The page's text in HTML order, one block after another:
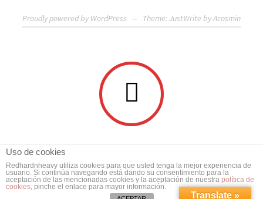
Proudly powered by WordPress — Theme: JustWrite byAcosmin
Uso de cookies
Redhardnheavy utiliza cookies para que usted tenga la mejor experiencia de
usuario. Si continúa navegando está dando su consentimiento para la
aceptación de las mencionadas cookies y la aceptación de nuestra política de
cookies, pinche el enlace para mayor información.
Translate »